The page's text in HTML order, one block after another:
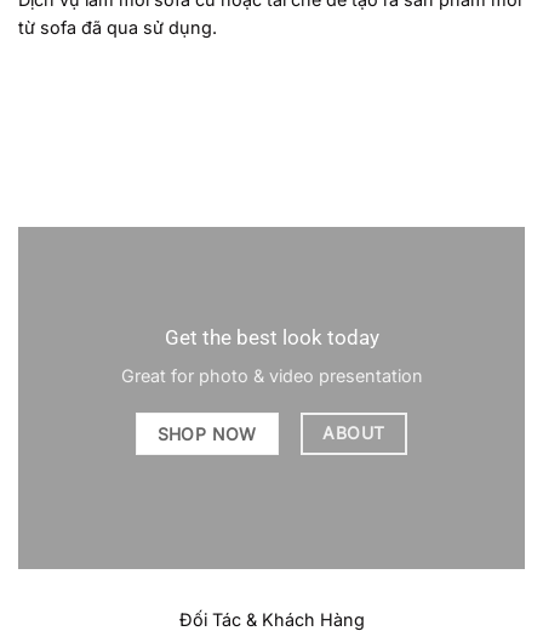
từ sofa đã qua sử dụng.
Get the best look today
Great for photo & video presentation
SHOP NOW ABOUT
Đối Tác & Khách Hàng